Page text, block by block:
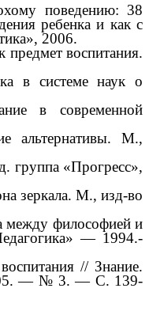
поведению: 38
ребенка и как с
2006.
воспитания.
в системе наук о
в современной
альтернативы. М.,
группа «Прогресс»,
зеркала. М., изд-во
между философией и
— 1994.-
// Знание.
— № 3. — С. 139-